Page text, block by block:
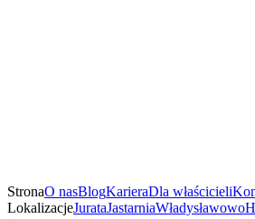
StronaO nasBlogKarieraDla właścicieli
LokalizacjeJurataJastarniaWładysławowo